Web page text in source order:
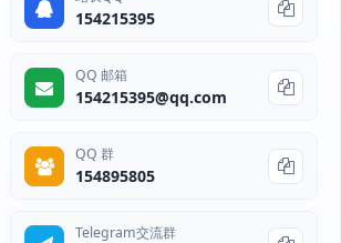
154215395
QQ 邮箱
154215395@qq.com
QQ 群
154895805
Telegram交流群